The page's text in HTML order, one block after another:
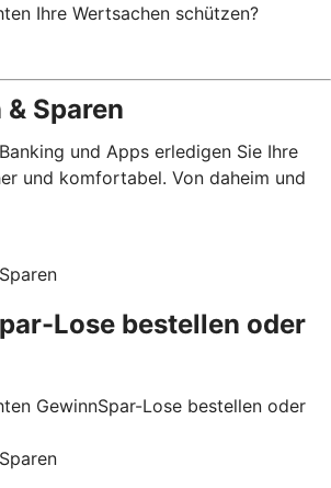
Ihre Wertsachen schützen?
Sparen
und Apps erledigen Sie Ihre
und komfortabel. Von daheim und
Lose bestellen oder
GewinnSpar-Lose bestellen oder